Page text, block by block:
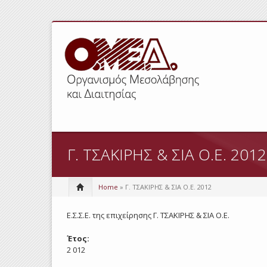
Γ. ΤΣΑΚΙΡΗΣ & ΣΙΑ Ο.Ε. 2012
Home » Γ. ΤΣΑΚΙΡΗΣ & ΣΙΑ Ο.Ε. 2012
Ε.Σ.Σ.Ε. της επιχείρησης Γ. ΤΣΑΚΙΡΗΣ & ΣΙΑ Ο.Ε.
Έτος:
2 012